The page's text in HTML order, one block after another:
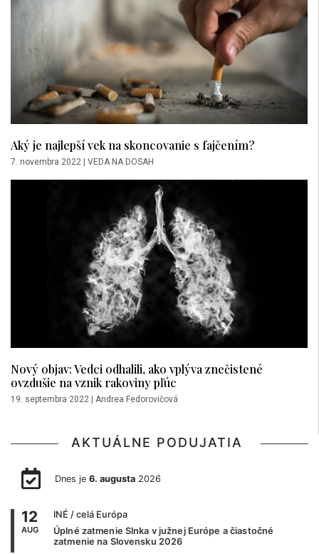
Aký je najlepší vek na skoncovanie s fajčením?
7. novembra 2022 | VEDA NA DOSAH
Nový objav: Vedci odhalili, ako vplýva znečistené
ovzdušie na vznik rakoviny pľúc
19. septembra 2022 Andrea Fedorovičová
AKTUÁLNE PODUJATIA
Dnes je 6. augusta2026
12
AUG
INÉ / celá Európa
Úplné zatmenie Slnka v južnej Európe a čiastočné
zatmenie na Slovensku 2026